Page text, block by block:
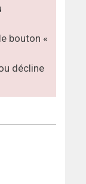
bouton «
décline